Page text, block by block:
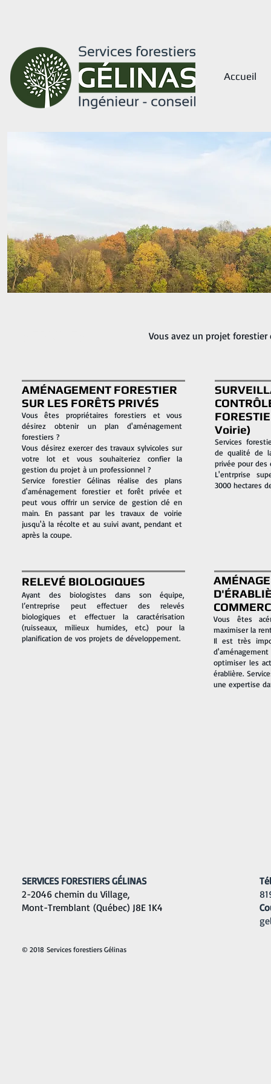
Accueil
Vous avez un projet
AMÉNAGEMENT FORESTIER
SUR LES FORÊTS PRIVÉS
Vous êtes propriétaires forestiers et vous
désirez obtenir un plan d'aménagement
forestiers ?
Vous désirez exercer des travaux sylvicoles sur
votre lot et vous souhaiteriez confier la
gestion du projet à un professionnel ?
Service forestier Gélinas réalise des plans
d'aménagement forestier et forêt privée et
peut vous offrir un service de gestion clé en
main. En passant par les travaux de voirie
jusqu'à la récolte et au suivi avant, pendant et
après la coupe.
Voirie)
Services
de qualité de
privée pour
L'entrprise
3000 hectares
RELEVÉ BIOLOGIQUES
Ayant des biologistes dans son équipe,
l’entreprise peut effectuer des relevés
biologiques et effectuer la caractérisation
(ruisseaux, milieux humides, etc.) pour la
planification de vos projets de développement.
Vous êtes
maximiser la
Il est très
optimiser les
érablière.
une expertise
© 2018 Services forestiers Gélinas
SERVICES FORESTIERS GÉLINAS
2-2046 chemin du Village,
Mont-Tremblant (Québec) J8E 1K4